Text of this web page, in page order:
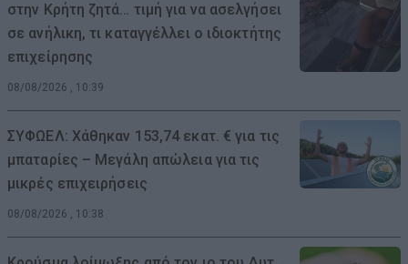
στην Κρήτη ζητά… τιμή για να ασελγήσει
σε ανήλικη, τι καταγγέλλει ο ιδιοκτήτης
επιχείρησης
08/08/2026 , 10:39
ΣΥΦΩΕΛ: Χάθηκαν 153,74 εκατ. € για τις
μπαταρίες – Μεγάλη απώλεια για τις
μικρές επιχειρήσεις
08/08/2026 , 10:38